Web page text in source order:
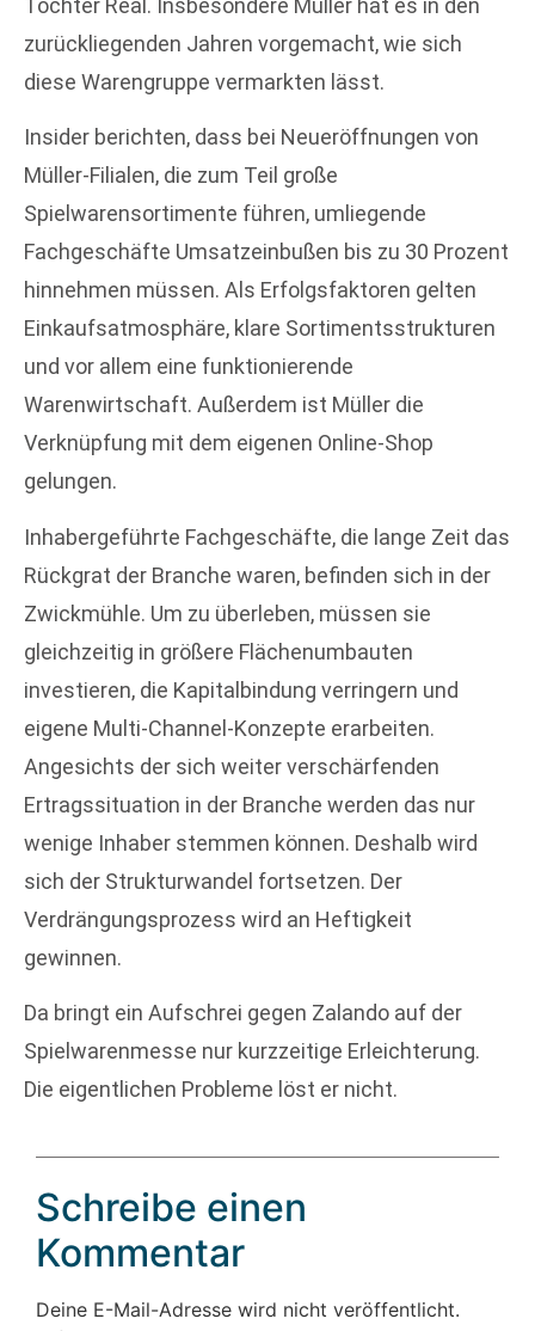
Tochter Real. Insbesondere Müller hat es in den
zurückliegenden Jahren vorgemacht, wie sich
diese Warengruppe vermarkten lässt.
Insider berichten, dass bei Neueröffnungen von
Müller-Filialen, die zum Teil große
Spielwarensortimente führen, umliegende
Fachgeschäfte Umsatzeinbußen bis zu 30 Prozent
hinnehmen müssen. Als Erfolgsfaktoren gelten
Einkaufsatmosphäre, klare Sortimentsstrukturen
und vor allem eine funktionierende
Warenwirtschaft. Außerdem ist Müller die
Verknüpfung mit dem eigenen Online-Shop
gelungen.
Inhabergeführte Fachgeschäfte, die lange Zeit das
Rückgrat der Branche waren, befinden sich in der
Zwickmühle. Um zu überleben, müssen sie
gleichzeitig in größere Flächenumbauten
investieren, die Kapitalbindung verringern und
eigene Multi-Channel-Konzepte erarbeiten.
Angesichts der sich weiter verschärfenden
Ertragssituation in der Branche werden das nur
wenige Inhaber stemmen können. Deshalb wird
sich der Strukturwandel fortsetzen. Der
Verdrängungsprozess wird an Heftigkeit
gewinnen.
Da bringt ein Aufschrei gegen Zalando auf der
Spielwarenmesse nur kurzzeitige Erleichterung.
Die eigentlichen Probleme löst er nicht.
Schreibe einen
Kommentar
Deine E-Mail-Adresse wird nicht veröffentlicht.